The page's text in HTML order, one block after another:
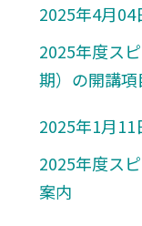
2025年4月04
2025年度ス
期）の開講
2025年1月11
2025年度ス
案内